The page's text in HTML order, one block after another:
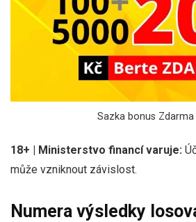
Sazka bonus Zdarma
18+ | Ministerstvo financí varuje:
může vzniknout závislost.
Numera výsledky